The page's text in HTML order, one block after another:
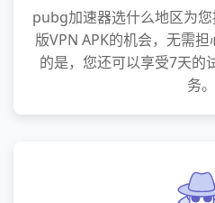
pubg加速器选什么地区为
版VPN APK的机会，无需
的是，您还可以享受7天的
务。